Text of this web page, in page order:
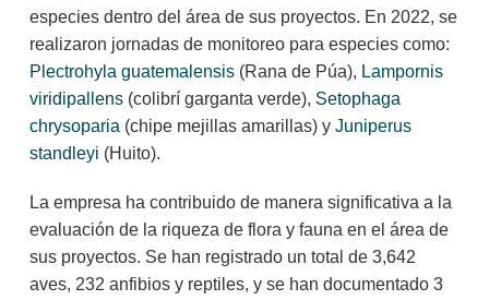
especies dentro del área de sus proyectos. En 2022, se
realizaron jornadas de monitoreo para especies como:
Plectrohyla guatemalensis(Rana de Púa), Lampornis
viridipallens(colibrí garganta verde), Setophaga
chrysoparia (chipe mejillas amarillas) y Juniperus
standleyi (Huito).
La empresa ha contribuido de manera significativa a la
evaluación de la riqueza de flora y fauna en el área de
sus proyectos. Se han registrado un total de 3,642
aves, 232 anfibios y reptiles, y se han documentado 3